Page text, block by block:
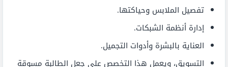
تفصيل الملابس وحياكتها.
إدارة أنظمة الشبكات.
العناية بالبشرة وأدوات التجميل.
التسويق، ويعمل هذا التخصص على جعل الطالبة مسوقة